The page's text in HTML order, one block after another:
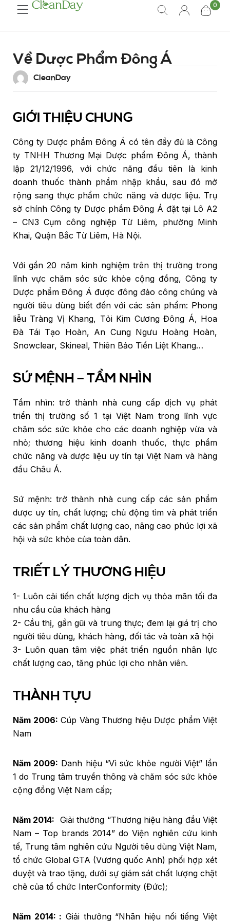
0
Về Dược Phẩm Đông Á
CleanDay
GIỚI THIỆU CHUNG
Công ty Dược phẩm Đông Á có tên đầy đủ là Công
ty TNHH Thương Mại Dược phẩm Đông Á, thành
lập 21/12/1996, với chức năng đầu tiên là kinh
doanh thuốc thành phẩm nhập khẩu, sau đó mở
rộng sang thực phẩm chức năng và dược liệu. Trụ
sở chính Công ty Dược phẩm Đông Á đặt tại Lô A2
– CN3 Cụm công nghiệp Từ Liêm, phường Minh
Khai, Quận Bắc Từ Liêm, Hà Nội.
Với gần 20 năm kinh nghiệm trên thị trường trong
lĩnh vực chăm sóc sức khỏe cộng đồng, Công ty
Dược phẩm Đông Á được đông đảo công chúng và
người tiêu dùng biết đến với các sản phẩm: Phong
liễu Tràng Vị Khang, Tỏi Kim Cương Đông Á, Hoa
Đà Tái Tạo Hoàn, An Cung Ngưu Hoàng Hoàn,
Snowclear, Skineal, Thiên Bảo Tiền Liệt Khang…
SỨ MỆNH – TẦM NHÌN
Tầm nhìn: trở thành nhà cung cấp dịch vụ phát
triển thị trường số 1 tại Việt Nam trong lĩnh vực
chăm sóc sức khỏe cho các doanh nghiệp vừa và
nhỏ; thương hiệu kinh doanh thuốc, thực phẩm
chức năng và dược liệu uy tín tại Việt Nam và hàng
đầu Châu Á.
Sứ mệnh: trở thành nhà cung cấp các sản phẩm
dược uy tín, chất lượng; chủ động tìm và phát triển
các sản phẩm chất lượng cao, nâng cao phúc lợi xã
hội và sức khỏe của toàn dân.
TRIẾT LÝ THƯƠNG HIỆU
1- Luôn cải tiến chất lượng dịch vụ thỏa mãn tối đa
nhu cầu của khách hàng
2- Cầu thị, gần gũi và trung thực; đem lại giá trị cho
người tiêu dùng, khách hàng, đối tác và toàn xã hội
3- Luôn quan tâm việc phát triển nguồn nhân lực
chất lượng cao, tăng phúc lợi cho nhân viên.
THÀNH TỰU
Năm 2006: Cúp Vàng Thương hiệu Dược phẩm Việt
Nam
Năm 2009: Danh hiệu “Vì sức khỏe người Việt” lần
1 do Trung tâm truyền thông và chăm sóc sức khỏe
cộng đồng Việt Nam cấp;
Năm 2014: Giải thưởng “Thương hiệu hàng đầu Việt
Nam – Top brands 2014” do Viện nghiên cứu kinh
tế, Trung tâm nghiên cứu Người tiêu dùng Việt Nam,
tổ chức Global GTA (Vương quốc Anh) phối hợp xét
duyệt và trao tặng, dưới sự giám sát chất lượng chặt
chẽ của tổ chức InterConformity (Đức);
Năm 2014: : Giải thưởng “Nhãn hiệu nổi tiếng Việt